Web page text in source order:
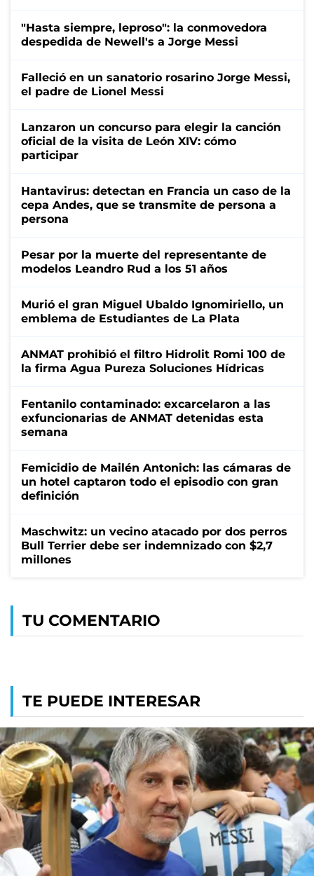
"Hasta siempre, leproso": la conmovedora
despedida de Newell's a Jorge Messi
Falleció en un sanatorio rosarino Jorge Messi,
el padre de Lionel Messi
Lanzaron un concurso para elegir la canción
oficial de la visita de León XIV: cómo
participar
Hantavirus: detectan en Francia un caso de la
cepa Andes, que se transmite de persona a
persona
Pesar por la muerte del representante de
modelos Leandro Rud a los 51 años
Murió el gran Miguel Ubaldo Ignomiriello, un
emblema de Estudiantes de La Plata
ANMAT prohibió el filtro Hidrolit Romi 100 de
la firma Agua Pureza Soluciones Hídricas
Fentanilo contaminado: excarcelaron a las
exfuncionarias de ANMAT detenidas esta
semana
Femicidio de Mailén Antonich: las cámaras de
un hotel captaron todo el episodio con gran
definición
Maschwitz: un vecino atacado por dos perros
Bull Terrier debe ser indemnizado con $2,7
millones
TU COMENTARIO
TE PUEDE INTERESAR